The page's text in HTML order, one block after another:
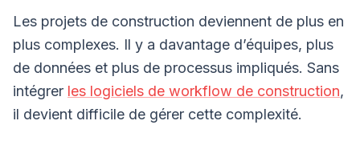
Les projets de construction deviennent de plus en
plus complexes. Il y a davantage d’équipes, plus
de données et plus de processus impliqués. Sans
intégrer les logiciels de workflow de construction,
il devient difficile de gérer cette complexité.